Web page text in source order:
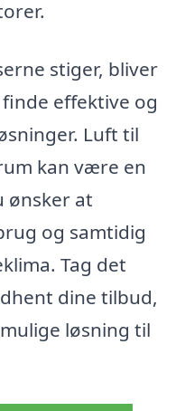
stiger, bliver
effektive og
Luft til
kan være en
ønsker at
og samtidig
Tag det
dine tilbud,
løsning til